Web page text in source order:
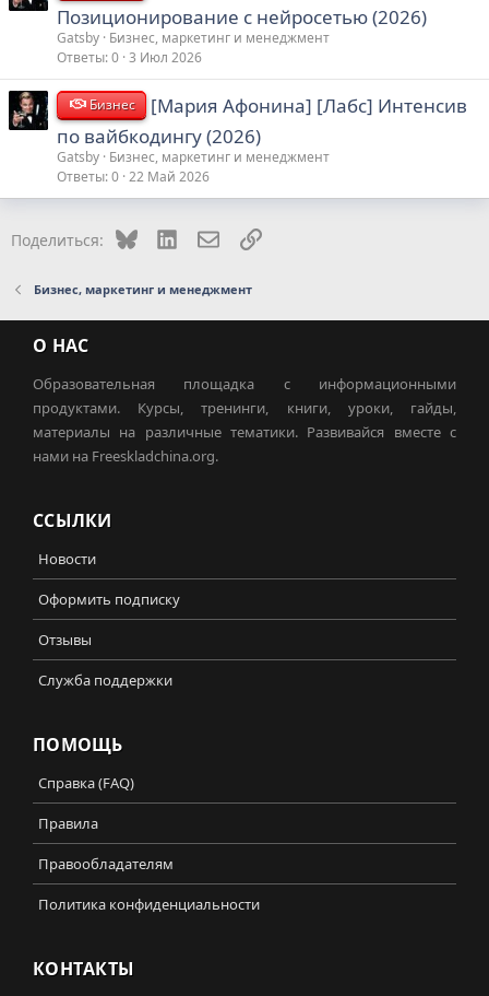
Позиционирование с нейросетью (2026)
Gatsby Бизнес, маркетинг и менеджмент
Ответы 0 3 Июл 2026
Бизнес
[Мария Афонина] [Лабс] Интенсив
по вайбкодингу (2026)
Gatsby Бизнес, маркетинг и менеджмент
Ответы 0 22 Май 2026
Поделиться: Bluesky LinkedInЭлектронная почта
Ссылка
Бизнес, маркетинг и менеджмент
О НАС
Образовательная площадка с информационными
продуктами. Курсы, тренинги, книги, уроки, гайды,
материалы на различные тематики. Развивайся вместе с
нами на Freeskladchina.org.
ССЫЛКИ
Новости
Оформить подписку
Отзывы
Служба поддержки
ПОМОЩЬ
Справка (FAQ)
Правила
Правообладателям
Политика конфиденциальности
КОНТАКТЫ